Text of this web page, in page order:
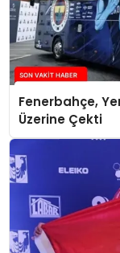
Fenerbahçe,
Üzerine Çekti